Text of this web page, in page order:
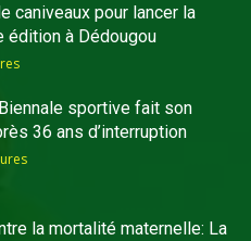
caniveaux pour lancer la
édition à Dédougou
sportive fait son
36 ans d’interruption
la mortalité maternelle: La